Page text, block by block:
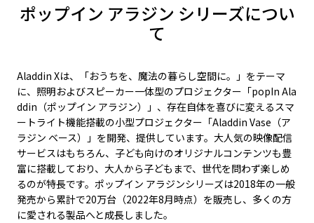
ポップイン アラジン シリーズについ
て
Aladdin Xは、「おうちを、魔法の暮らし空間に。」をテーマ
に、照明およびスピーカー一体型のプロジェクター「popIn Ala
ddin（ポップイン アラジン）」、存在自体を喜びに変えるスマ
ートライト機能搭載の小型プロジェクター「Aladdin Vase（ア
ラジン ベース）」を開発、提供しています。大人気の映像配信
サービスはもちろん、子ども向けのオリジナルコンテンツも豊
富に搭載しており、大人から子どもまで、世代を問わず楽しめ
るのが特長です。ポップイン アラジンシリーズは2018年の一般
発売から累計で20万台（2022年8月時点）を販売し、多くの方
に愛される製品へと成長しました。